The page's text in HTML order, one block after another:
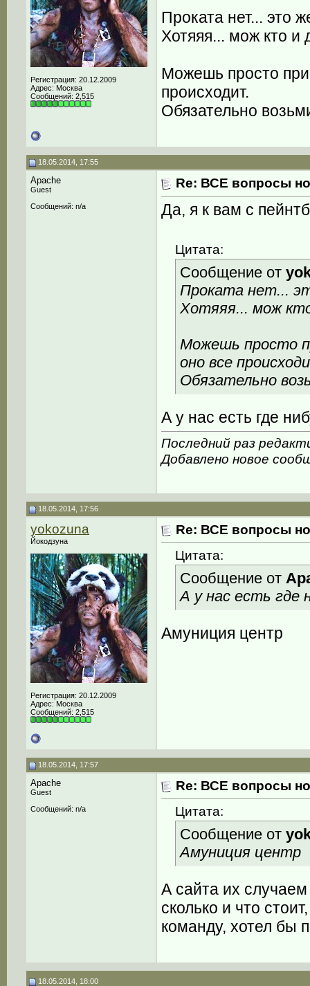
Регистрация: 20.12.2009
Адрес: Москва
Сообщений: 2,515
Проката нет... это
Хотяяя... мож кто и
Можешь просто
происходит.
Обязательно
18.05.2014, 17:55
Apache
Guest
Сообщений: n/a
Re: ВСЕ вопросы
Да, я к вам с
Цитата:
Сообщение от
Проката нет...
Хотяяя... мож
Можешь просто
оно все
Обязательно
А у нас есть где
Последний раз
Добавлено новое
18.05.2014, 17:56
yokozuna
Йокодзуна
Регистрация: 20.12.2009
Адрес: Москва
Сообщений: 2,515
Re: ВСЕ вопросы
Цитата:
Сообщение от
А у нас есть где
Амуниция центр
18.05.2014, 17:57
Apache
Guest
Сообщений: n/a
Re: ВСЕ вопросы
Цитата:
Сообщение от
Амуниция центр
А сайта их случаем
сколько и что
команду, хотел бы
18.05.2014, 18:00